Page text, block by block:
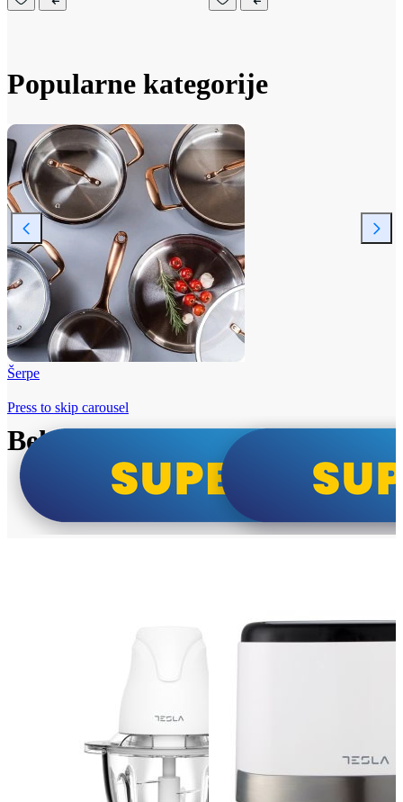
Popularne kategorije
Šerpe
Beko i Tesla super cene
Press to skip carousel